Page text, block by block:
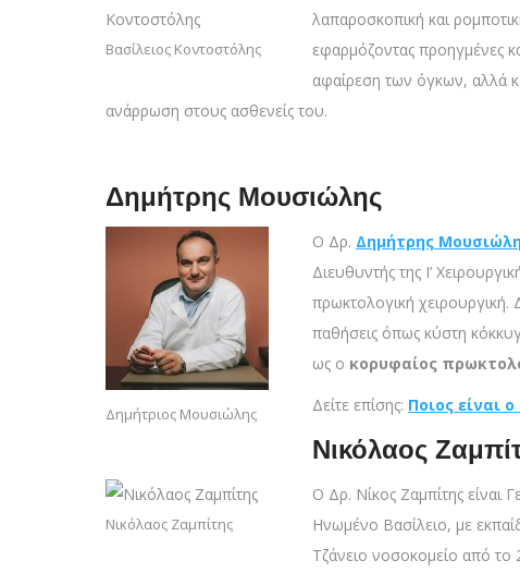
Βασίλειος Κοντοστόλης
λαπαροσκοπική και
εφαρμόζοντας προηγμένες
αφαίρεση των όγκων, αλλά
ανάρρωση στους ασθενείς του.
Δημήτρης Μουσιώλης
Δημήτριος Μουσιώλης
Ο Δρ. Δημήτρης
Διευθυντής της Ι’
πρωκτολογική χειρουργική.
παθήσεις όπως κύστη
ως ο κορυφαίος
Δείτε επίσης: Ποιος είναι
Νικόλαος
Νικόλαος Ζαμπίτης
Ο Δρ. Νίκος Ζαμπίτης είναι
Ηνωμένο Βασίλειο, με
Τζάνειο νοσοκομείο από το